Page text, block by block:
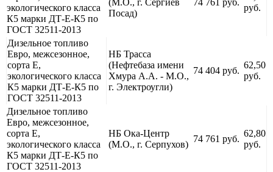
экологического класса
К5 марки ДТ-Е-К5 по
ГОСТ 32511-2013
Посад)
руб.
Дизельное топливо
Евро, межсезонное,
сорта Е,
экологического класса
К5 марки ДТ-Е-К5 по
ГОСТ 32511-2013
НБ Трасса
(Нефтебаза имени
Хмура А.А. - М.О.,
г. Электроугли)
74 404 руб.
62,50
руб.
Дизельное топливо
Евро, межсезонное,
сорта Е,
экологического класса
К5 марки ДТ-Е-К5 по
ГОСТ 32511-2013
НБ Ока-Центр
(М.О., г. Серпухов)
74 761 руб.
62,80
руб.